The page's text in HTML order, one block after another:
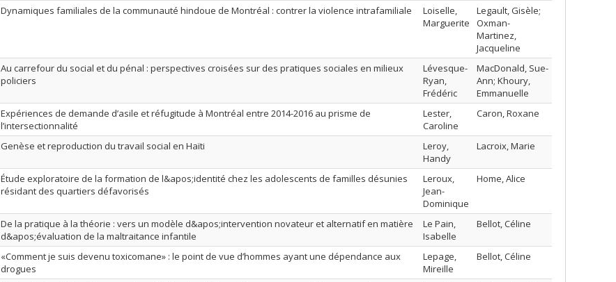
Dynamiques familiales de la communauté hindoue de Montréal : contrer la violence intrafamiliale
Loiselle,
Marguerite
Legault, Gisèle;
Oxman-
Martinez,
Jacqueline
Au carrefour du social et du pénal : perspectives croisées sur des pratiques sociales en milieux
policiers
Lévesque-
Ryan,
Frédéric
MacDonald, Sue-
Ann; Khoury,
Emmanuelle
Expériences de demande d’asile et réfugitude à Montréal entre 2014-2016 au prisme de
l’intersectionnalité
Lester,
Caroline
Caron, Roxane
Genèse et reproduction du travail social en Haïti
Leroy,
Handy
Lacroix, Marie
Étude exploratoire de la formation de l&apos;identité chez les adolescents de familles désunies
résidant des quartiers défavorisés
Leroux,
Jean-
Dominique
Home, Alice
De la pratique à la théorie : vers un modèle d&apos;intervention novateur et alternatif en matière
d&apos;évaluation de la maltraitance infantile
Le Pain,
Isabelle
Bellot, Céline
«Comment je suis devenu toxicomane» : le point de vue d’hommes ayant une dépendance aux
drogues
Lepage,
Mireille
Bellot, Céline